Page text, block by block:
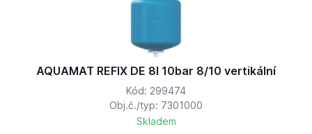
AQUAMAT REFIX DE 8l 10bar 8/10 vertikální
Kód: 299474
Obj.č./typ: 7301000
Skladem